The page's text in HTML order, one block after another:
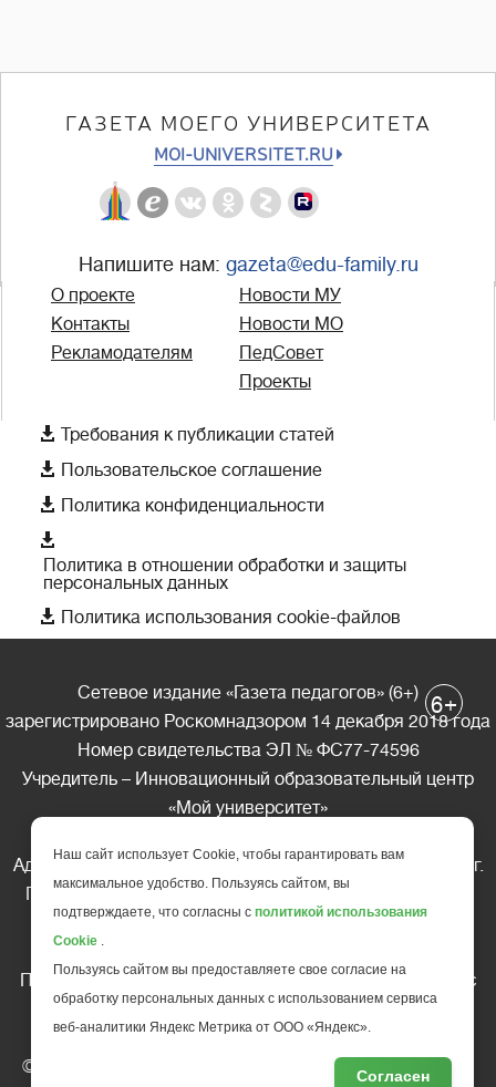
ГАЗЕТА МОЕГО УНИВЕРСИТЕТА
MOI-UNIVERSITET.RU
Напишите нам: gazeta@edu-family.ru
О проекте
Контакты
Рекламодателям
Новости МУ
Новости МО
ПедСовет
Проекты
 Требования к публикации статей
 Пользовательское соглашение
 Политика конфиденциальности

Политика в отношении обработки и защиты
персональных данных
 Политика использования cookie-файлов
Сетевое издание «Газета педагогов» (6+)
зарегистрировано Роскомнадзором 14 декабря 2018 года
Номер свидетельства ЭЛ № ФС77-74596
Учредитель – Инновационный образовательный центр
«Мой университет»
Адрес редакции: 185035 Россия, Республика Карелия, г.
Петрозаводск, ул. Фридриха Энгельса д.10, офис 211
Телефон редакции: +7 (499) 685-10-45
Перепечатка материалов газеты допускается только c
письменного разрешения редакции
Ссылка на «Газету педагогов» обязательна.
© АНО ДПО "Инновационный образовательный центр
6+
Наш сайт использует Cookie, чтобы гарантировать вам
максимальное удобство. Пользуясь сайтом, вы
подтверждаете, что согласны с политикой использования
Cookie .
Пользуясь сайтом вы предоставляете свое согласие на
обработку персональных данных с использованием сервиса
веб-аналитики Яндекс Метрика от ООО «Яндекс».
Согласен